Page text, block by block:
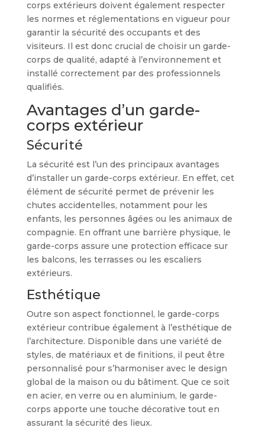
corps extérieurs doivent également respecter
les normes et réglementations en vigueur pour
garantir la sécurité des occupants et des
visiteurs. Il est donc crucial de choisir un garde-
corps de qualité, adapté à l’environnement et
installé correctement par des professionnels
qualifiés.
Avantages d’un garde-
corps extérieur
Sécurité
La sécurité est l’un des principaux avantages
d’installer un garde-corps extérieur. En effet, cet
élément de sécurité permet de prévenir les
chutes accidentelles, notamment pour les
enfants, les personnes âgées ou les animaux de
compagnie. En offrant une barrière physique, le
garde-corps assure une protection efficace sur
les balcons, les terrasses ou les escaliers
extérieurs.
Esthétique
Outre son aspect fonctionnel, le garde-corps
extérieur contribue également à l’esthétique de
l’architecture. Disponible dans une variété de
styles, de matériaux et de finitions, il peut être
personnalisé pour s’harmoniser avec le design
global de la maison ou du bâtiment. Que ce soit
en acier, en verre ou en aluminium, le garde-
corps apporte une touche décorative tout en
assurant la sécurité des lieux.